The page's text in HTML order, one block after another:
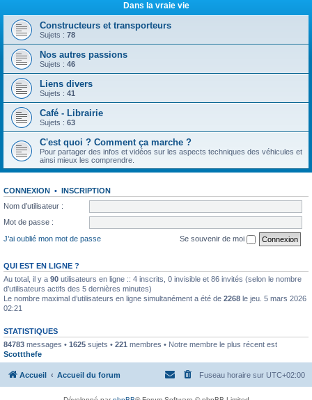
Dans la vraie vie
Constructeurs et transporteurs
Sujets : 78
Nos autres passions
Sujets : 46
Liens divers
Sujets : 41
Café - Librairie
Sujets : 63
C'est quoi ? Comment ça marche ?
Pour partager des infos et vidéos sur les aspects techniques des véhicules et
ainsi mieux les comprendre.
CONNEXION • INSCRIPTION
Nom d’utilisateur :
Mot de passe :
J’ai oublié mon mot de passe
Se souvenir de moi
QUI EST EN LIGNE ?
Au total, il y a 90 utilisateurs en ligne :: 4 inscrits, 0 invisible et 86 invités (selon le nombre
d’utilisateurs actifs des 5 dernières minutes)
Le nombre maximal d’utilisateurs en ligne simultanément a été de 2268 le jeu. 5 mars 2026
02:21
STATISTIQUES
84783 messages • 1625 sujets • 221 membres • Notre membre le plus récent est
Scottthefe
Accueil Accueil du forum Fuseau horaire sur UTC+02:00